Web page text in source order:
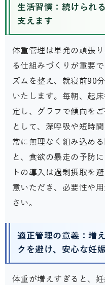
生活習慣：続けられ
支えます
体重管理は単発の頑張
る仕組みづくりが重要
ズムを整え、就寝前90
いたします。毎朝、起
定し、グラフで傾向を
として、深呼吸や短時
常に無理なく組み込め
と、食欲の暴走の予防
トの導入は過剰摂取を
意いただき、必要性や
さい。
適正管理の意義：増
クを避け、安心な妊
体重が増えすぎると、